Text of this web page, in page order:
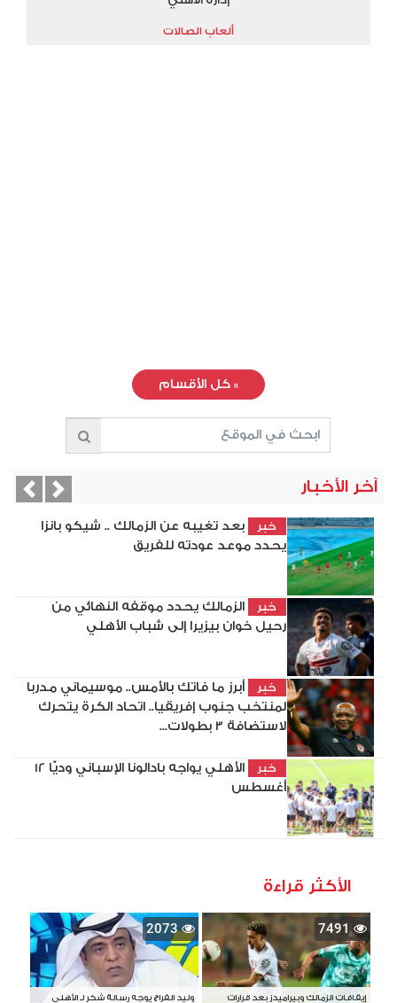
ألعاب الصالات
» كل الأقسام
آخر الأخبار
خبر
بعد تغيبه عن الزمالك .. شيكو بانزا
يحدد موعد عودته للفريق
خبر
الزمالك يحدد موقفه النهائي من
رحيل خوان بيزيرا إلى شباب الأهلي
خبر
أبرز ما فاتك بالأمس.. موسيماني مدربا
لمنتخب جنوب إفريقيا.. اتحاد الكرة يتحرك
لاستضافة 3 بطولات...
خبر
الأهلي يواجه بادالونا الإسباني وديًّا 12
أغسطس
Next
الأكثر قراءة
7491
إيقافات الزمالك وبيراميدز بعد قرارات
2073
وليد الفراج يوجه رسالة شكر لـ الأهلي